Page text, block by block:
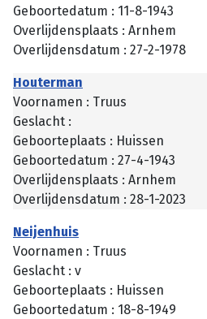
Geboortedatum : 11-8-1943
Overlijdensplaats : Arnhem
Overlijdensdatum : 27-2-1978
Houterman
Voornamen : Truus
Geslacht :
Geboorteplaats : Huissen
Geboortedatum : 27-4-1943
Overlijdensplaats : Arnhem
Overlijdensdatum : 28-1-2023
Neijenhuis
Voornamen : Truus
Geslacht : v
Geboorteplaats : Huissen
Geboortedatum : 18-8-1949